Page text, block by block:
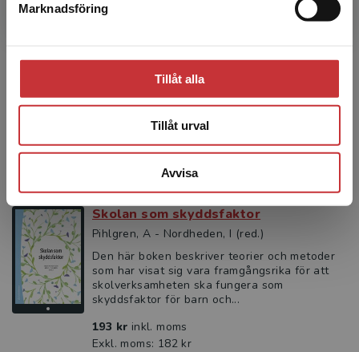
Marknadsföring
Tillåt alla
Tillåt urval
Avvisa
Perspektiv på specialpedagogik
specialpedagogik står i centrum för den här
boken: Hur ska vi förstå olikhet och avvikelse?
Vad betyder det att diagn...
Exkl. moms: 161 kr
Skolan som skyddsfaktor
Pihlgren, A - Nordheden, I (red.)
Den här boken beskriver teorier och metoder
som har visat sig vara framgångsrika för att
skolverksamheten ska fungera som
skyddsfaktor för barn och...
193 kr inkl. moms
Exkl. moms: 182 kr